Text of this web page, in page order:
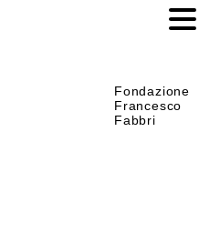
Fondazione
Francesco
Fabbri